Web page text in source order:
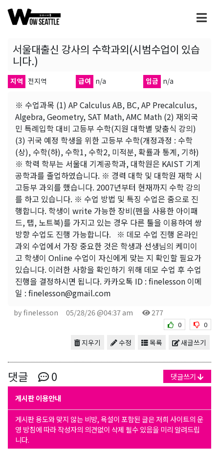
서울대출신 강사의 수학과외(시범수업이 있습
니다.)
지역 전지역 급여 n/a 임금 n/a
※ 수업과목 (1) AP Calculus AB, BC, AP Precalculus,
Algebra, Geometry, SAT Math, AMC Math (2) 재외국
민 특례입학 대비 고등부 수학(지원 대학별 맞춤식 강의)
(3) 귀국 예정 학생을 위한 고등부 수학(개정과정 : 수학
(상), 수학(하), 수학1, 수학2, 미적분, 확률과 통계, 기하)
※ 학력 학부는 서울대 기계공학과, 대학원은 KAIST 기계
공학과를 졸업하였습니다. ※ 경력 대학 및 대학원 재학 시
고등부 과외를 했습니다. 2007년부터 현재까지 수학 강의
를 하고 있습니다. ※ 수업 방법 및 특징 수업은 줌으로 진
행합니다. 학생이 write 가능한 장비(펜을 사용한 아이패
드, 탭, 노트북)를 가지고 있는 경우 다른 툴을 이용하여 쌍
방향 수업도 진행 가능합니다. ※ 데모 수업 진행 온라인
과외 수업에서 가장 중요한 것은 학생과 선생님의 케미이
고 학생이 Online 수업이 자신에게 맞는 지 확인할 필요가
있습니다. 이러한 사항을 확인하기 위해 데모 수업 후 수업
진행을 결정하시면 됩니다. 카카오톡 ID : finelesson 이메
일 : finelesson@gmail.com
by finelesson 05/28/26 @04:37 am 277
0 0
새글쓰기
목록
수정
지우기
댓글 0 댓글쓰기
게시판 이용안내
게시판 용도와 맞지 않는 비방, 욕설이 포함된 글은 저희 사이트의 운
영 방침에 따라 작성자의 의견없이 삭제 될수 있음을 미리 알려드립
니다.